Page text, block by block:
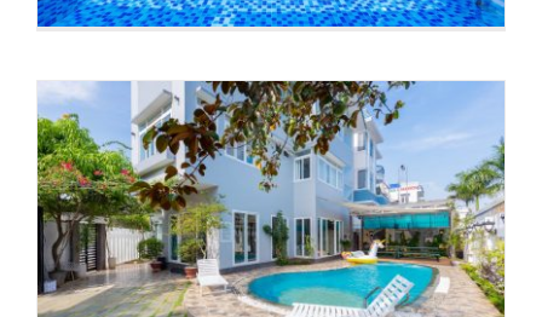
Villa 139B